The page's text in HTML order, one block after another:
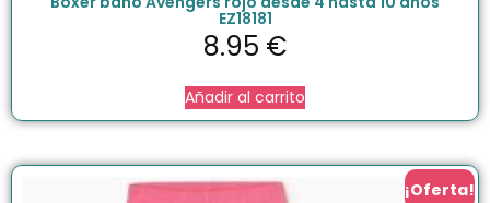
EZ18181
8.95 €
Añadir al carrito
¡Oferta!